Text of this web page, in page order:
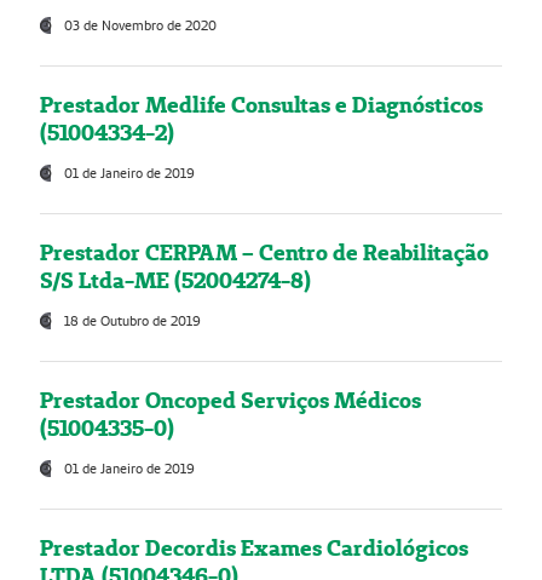
03 de Novembro de 2020
Prestador Medlife Consultas e Diagnósticos
(51004334-2)
01 de Janeiro de 2019
Prestador CERPAM – Centro de Reabilitação
S/S Ltda-ME (52004274-8)
18 de Outubro de 2019
Prestador Oncoped Serviços Médicos
(51004335-0)
01 de Janeiro de 2019
Prestador Decordis Exames Cardiológicos